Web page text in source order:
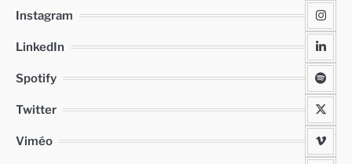
Instagram
LinkedIn
Spotify
Twitter
Viméo